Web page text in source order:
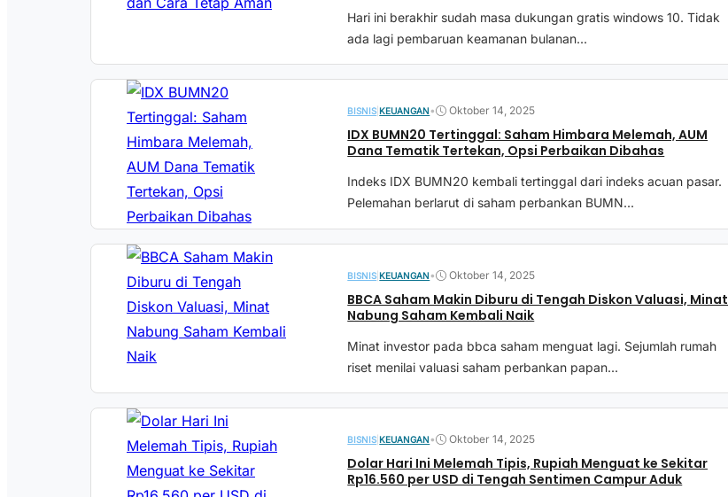
Hari ini berakhir sudah masa dukungan gratis windows 10. Tidak
ada lagi pembaruan keamanan bulanan...
BISNIS |KEUANGAN• Oktober 14, 2025
IDX BUMN20 Tertinggal: Saham Himbara Melemah, AUM
Dana Tematik Tertekan, Opsi Perbaikan Dibahas
Indeks IDX BUMN20 kembali tertinggal dari indeks acuan pasar.
Pelemahan berlarut di saham perbankan BUMN...
BISNIS |KEUANGAN• Oktober 14, 2025
BBCA Saham Makin Diburu di Tengah Diskon Valuasi, Minat
Nabung Saham Kembali Naik
Minat investor pada bbca saham menguat lagi. Sejumlah rumah
riset menilai valuasi saham perbankan papan...
BISNIS |KEUANGAN• Oktober 14, 2025
Dolar Hari Ini Melemah Tipis, Rupiah Menguat ke Sekitar
Rp16.560 per USD di Tengah Sentimen Campur Aduk